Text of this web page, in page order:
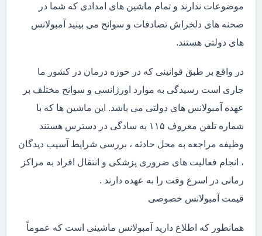
موضوعات ندارند و تمام ماشین های امدادی که شما در
صحنه های دلخراش تصادفات و سوانح می بینید آمبولانس
های دولتی هستند.
در واقع بر طبق قوانینی که در حوزه درمان در کشور ما
جاری است رسیدگی به موارد اورژانسی و سوانح مختلف بر
عهده آمبولانس های دولتی می باشد. این ماشین ها که با
شماره تلفن معروف ۱۱۵ به سادگی در دسترس هستند
وظیفه مراجعه به محل حادثه ، بررسی شرایط آسیب دیدگان
، انجام فعالیت های ضروری پزشکی و انتقال افراد به مراکز
رمانی در اسرع وقت را به عهده دارند .
قیمت آمبولانس خصوصی
همانطور که اطلاع دارید آمبولانس ماشینی است که عموماً